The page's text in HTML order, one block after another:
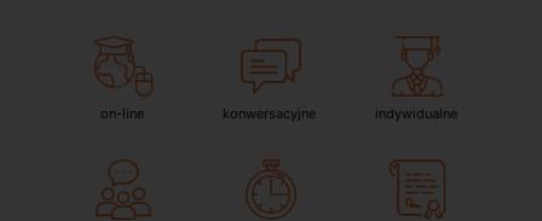
on-line konwersacyjne indywidualne